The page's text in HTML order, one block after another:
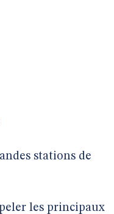
stations de
les principaux